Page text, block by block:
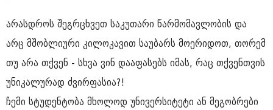
არასდროს შეგრცხვეთ საკუთარი წარმომავლობის და
არც მშობლიური კილოკავით საუბარს მოერიდოთ, თორემ
თუ არა თქვენ - სხვა ვინ დააფასებს იმას, რაც თქვენთვის
უნიკალურად ძვირფასია?!
ჩემი სტუდენტობა მხოლოდ უნივერსიტეტი ან მეგობრები